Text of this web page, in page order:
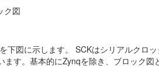
ク図
下図に示します。 SCKはシリアルクロ
す。基本的にZynqを除き、ブロック図